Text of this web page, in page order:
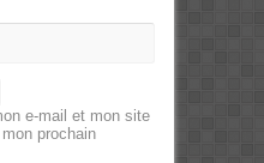
e-mail et mon site
prochain